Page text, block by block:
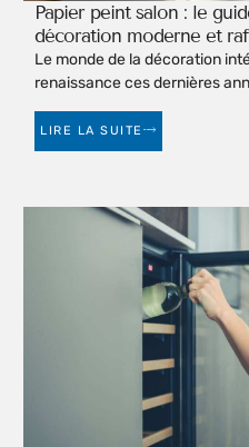
Papier peint salon : le
décoration moderne et
Le monde de la décoration
renaissance ces dernières
LIRE LA SUITE